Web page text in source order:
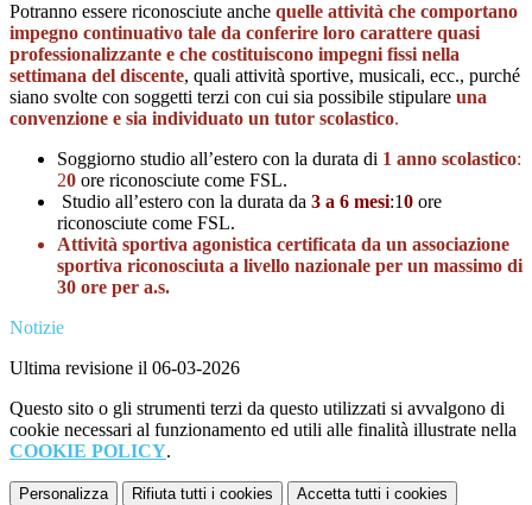
Potranno essere riconosciute anche quelle attività che comportano
impegno continuativo tale da conferire loro carattere quasi
professionalizzante e che costituiscono impegni fissi nella
settimana del discente, quali attività sportive, musicali, ecc., purché
siano svolte con soggetti terzi con cui sia possibile stipulare una
convenzione e sia individuato un tutor scolastico.
Soggiorno studio all’estero con la durata di 1 anno scolastico:
20 ore riconosciute come FSL.
Studio all’estero con la durata da 3 a 6 mesi:10 ore
riconosciute come FSL.
Attività sportiva agonistica certificata da un associazione
sportiva riconosciuta a livello nazionale per un massimo di
30 ore per a.s.
Notizie
Ultima revisione il 06-03-2026
Questo sito o gli strumenti terzi da questo utilizzati si avvalgono di
cookie necessari al funzionamento ed utili alle finalità illustrate nella
COOKIE POLICY.
Personalizza Rifiuta tutti i cookies Accetta tutti i cookies